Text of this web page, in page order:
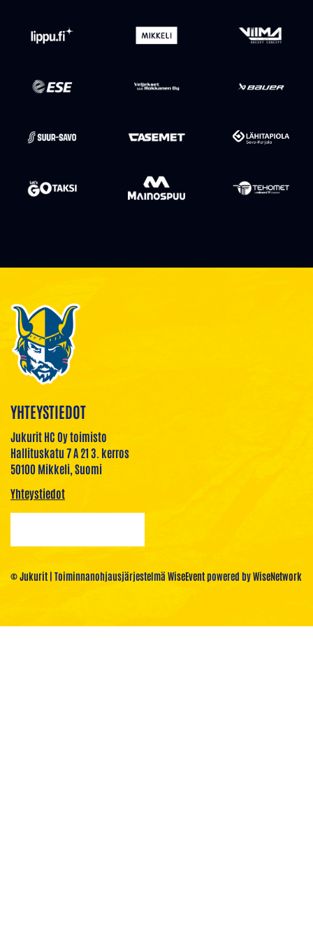
YHTEYSTIEDOT
Jukurit HC Oy toimisto
Hallituskatu 7 A 21 3. kerros
50100 Mikkeli, Suomi
Yhteystiedot
© Jukurit | Toiminnanohjausjärjestelmä WiseEventpowered byWiseNetwork